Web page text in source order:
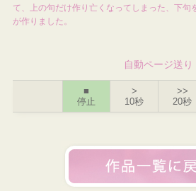
て、上の句だけ作り亡くなってしまった、下句
が作りました。
自動ページ送り
■
停止
>
10秒
>>
20秒